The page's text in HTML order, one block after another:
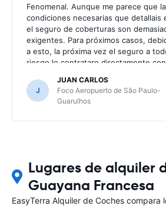
Fenomenal. Aunque me parece que
condiciones necesarias que detallais
el seguro de coberturas son
exigentes. Para próximos casos,
a esto, la próxima vez el seguro a
riesgo lo contratare directamente con
J
JUAN CARLOS
Foco Aeropuerto de São Paulo-
Guarulhos
Lugares de alquiler
Guayana Francesa
EasyTerra Alquiler de Coches compara